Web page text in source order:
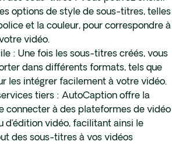
options de style de sous-titres, telles
et la couleur, pour correspondre à
vidéo.
: Une fois les sous-titres créés, vous
dans différents formats, tels que
les intégrer facilement à votre vidéo.
tiers : AutoCaption offre la
connecter à des plateformes de vidéo
d’édition vidéo, facilitant ainsi le
des sous-titres à vos vidéos